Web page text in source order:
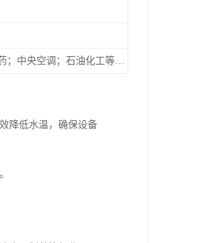
食品；中频炉；医药；中央空调；石油化工等行业设备的换热降温
降低水温，确保设备